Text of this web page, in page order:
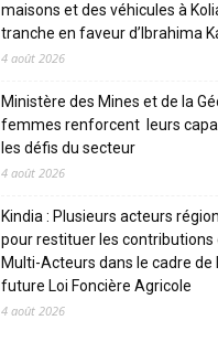
maisons et des véhicules à
tranche en faveur d’Ibrahima
4 août 2026
Ministère des Mines et de la
femmes renforcent leurs
les défis du secteur
4 août 2026
Kindia : Plusieurs acteurs
pour restituer les
Multi-Acteurs dans le cadre de
future Loi Foncière Agricole
4 août 2026